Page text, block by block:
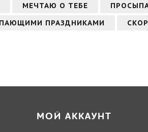
МЕЧТАЮ О ТЕБЕ
ПРАЗДНИКАМИ
МОЙ АККАУНТ